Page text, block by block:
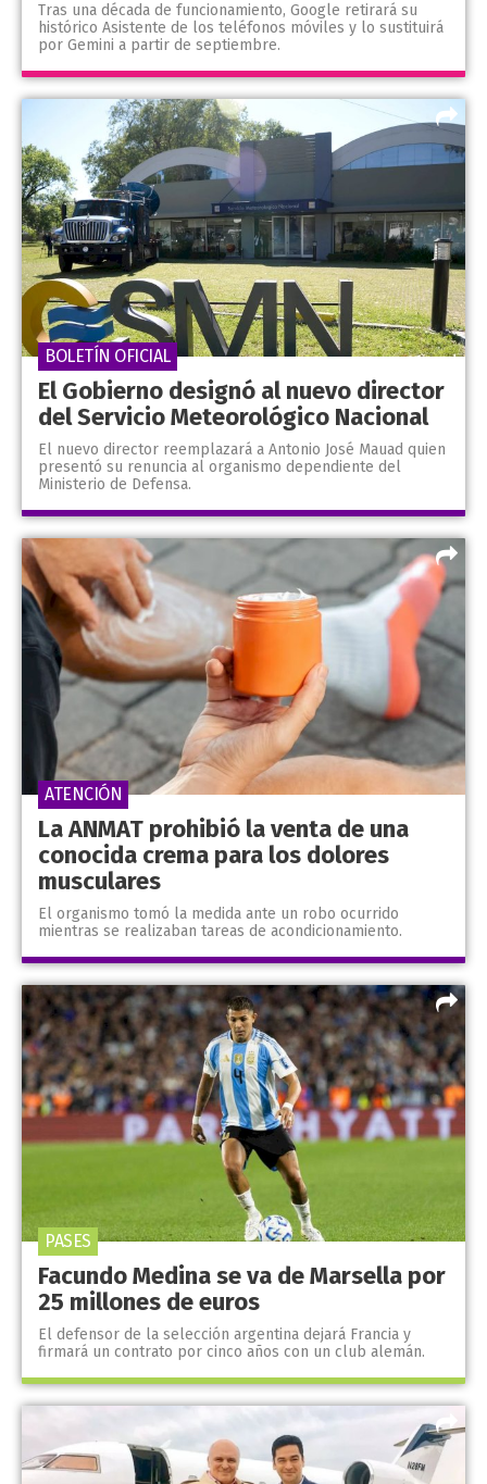
Tras una década de funcionamiento, Google retirará su
histórico Asistente de los teléfonos móviles y lo sustituirá
por Gemini a partir de septiembre.
El Gobierno designó al nuevo director
del Servicio Meteorológico Nacional
El nuevo director reemplazará a Antonio José Mauad quien
presentó su renuncia al organismo dependiente del
Ministerio de Defensa.
BOLETÍN OFICIAL
La ANMAT prohibió la venta de una
conocida crema para los dolores
musculares
El organismo tomó la medida ante un robo ocurrido
mientras se realizaban tareas de acondicionamiento.
ATENCIÓN
Facundo Medina se va de Marsella por
25 millones de euros
El defensor de la selección argentina dejará Francia y
firmará un contrato por cinco años con un club alemán.
PASES